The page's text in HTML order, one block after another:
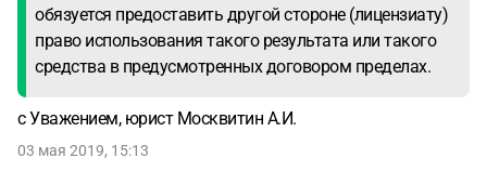
обязуется предоставить другой стороне (лицензиату)
право использования такого результата или такого
средства в предусмотренных договором пределах.
с Уважением, юрист Москвитин А.И.
03 мая 2019, 15:13